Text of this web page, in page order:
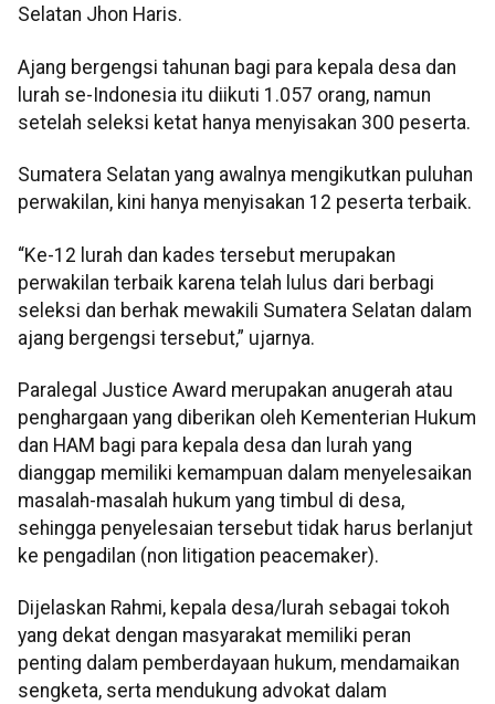
Selatan Jhon Haris.
Ajang bergengsi tahunan bagi para kepala desa dan
lurah se-Indonesia itu diikuti 1.057 orang, namun
setelah seleksi ketat hanya menyisakan 300 peserta.
Sumatera Selatan yang awalnya mengikutkan puluhan
perwakilan, kini hanya menyisakan 12 peserta terbaik.
“Ke-12 lurah dan kades tersebut merupakan
perwakilan terbaik karena telah lulus dari berbagi
seleksi dan berhak mewakili Sumatera Selatan dalam
ajang bergengsi tersebut,” ujarnya.
Paralegal Justice Award merupakan anugerah atau
penghargaan yang diberikan oleh Kementerian Hukum
dan HAM bagi para kepala desa dan lurah yang
dianggap memiliki kemampuan dalam menyelesaikan
masalah-masalah hukum yang timbul di desa,
sehingga penyelesaian tersebut tidak harus berlanjut
ke pengadilan (non litigation peacemaker).
Dijelaskan Rahmi, kepala desa/lurah sebagai tokoh
yang dekat dengan masyarakat memiliki peran
penting dalam pemberdayaan hukum, mendamaikan
sengketa, serta mendukung advokat dalam